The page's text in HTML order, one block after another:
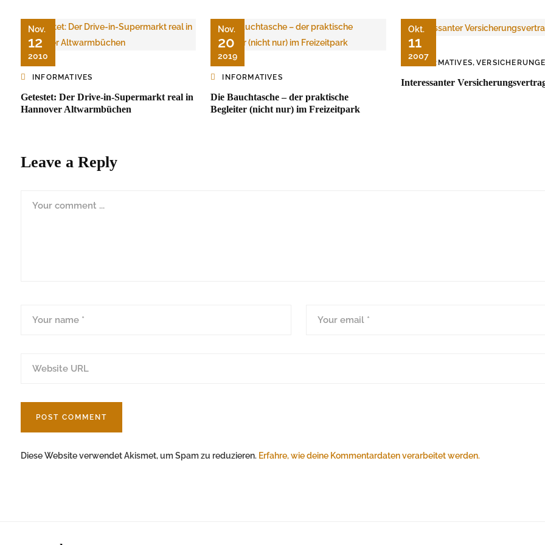
Nov.
12
2010
INFORMATIVES
Getestet: Der Drive-in-Supermarkt real in
Hannover Altwarmbüchen
Nov.
20
2019
INFORMATIVES
Die Bauchtasche – der praktische
Begleiter (nicht nur) im Freizeitpark
Okt.
11
2007
INFORMATIVES,
Interessanter
Leave a Reply
Diese Website verwendet Akismet, um Spam zu reduzieren. Erfahre, wie deine Kommentardaten verarbeitet werden.